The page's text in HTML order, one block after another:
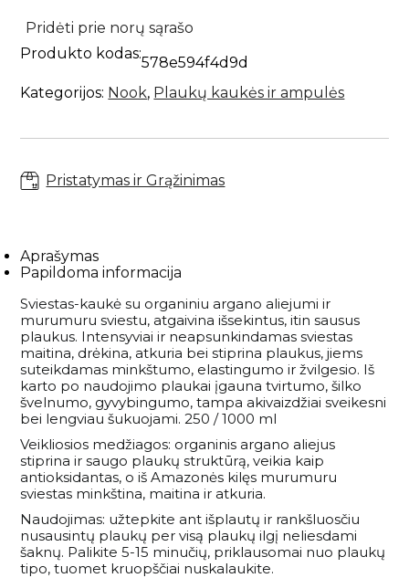
Paakių kremai ir serumai
Paakių kaukės
Veido kremai
Apsauga nuo saulės veidui
Anticeliulitinės priemonės
Natūralūs dezodorantai
Vonios druskos
Skaistalai
Akių pieštukai
Antakių pieštukai
Makiažo šepetėliai
Plaukų kaukės ir ampulės
Plaukų kremai
Nenuskalaujami kondicionieriai
Apsauga nuo karščio
Plaukų formavimo priemonės
Sportinės Liemenelės
Sijonai
Kojinės
Rinkiniai
Kvepalai
Pasiūlymai
Dovanų kuponai
VISOS PREKĖS
MIRACLE
BUTTER
atkuriamasis
sviestas
Pridėti prie norų sąrašo
Produkto kodas:
578e594f4d9d
Kategorijos: Nook, Plaukų kaukės ir ampulės
Pristatymas ir Grąžinimas
Aprašymas
Papildoma informacija
Sviestas-kaukė su organiniu argano aliejumi ir
murumuru sviestu, atgaivina išsekintus, itin sausus
plaukus. Intensyviai ir neapsunkindamas sviestas
maitina, drėkina, atkuria bei stiprina plaukus, jiems
suteikdamas minkštumo, elastingumo ir žvilgesio. Iš
karto po naudojimo plaukai įgauna tvirtumo, šilko
švelnumo, gyvybingumo, tampa akivaizdžiai sveikesni
bei lengviau šukuojami. 250 / 1000 ml
Veikliosios medžiagos: organinis argano aliejus
stiprina ir saugo plaukų struktūrą, veikia kaip
antioksidantas, o iš Amazonės kilęs murumuru
sviestas minkština, maitina ir atkuria.
Naudojimas: užtepkite ant išplautų ir rankšluosčiu
nusausintų plaukų per visą plaukų ilgį neliesdami
šaknų. Palikite 5-15 minučių, priklausomai nuo plaukų
tipo, tuomet kruopščiai nuskalaukite.